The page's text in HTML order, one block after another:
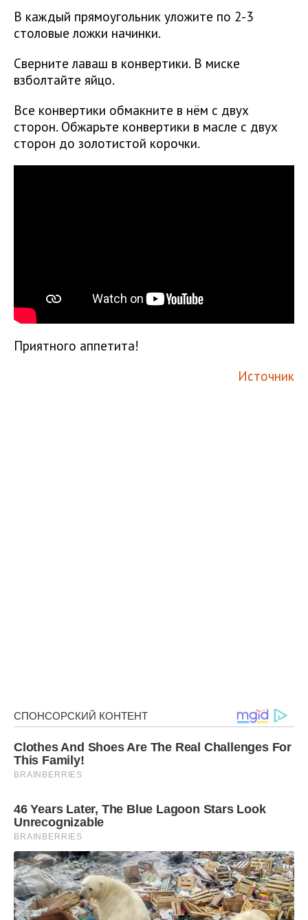
В каждый прямоугольник уложите по 2-3
столовые ложки начинки.
Сверните лаваш в конвертики. В миске
взболтайте яйцо.
Все конвертики обмакните в нём с двух
сторон. Обжарьте конвертики в масле с двух
сторон до золотистой корочки.
Приятного аппетита!
Источник